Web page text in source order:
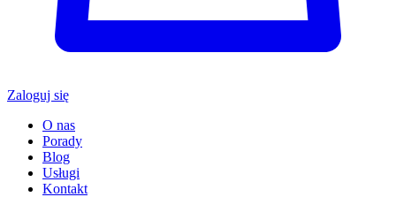
Zaloguj się
O nas
Porady
Blog
Usługi
Kontakt